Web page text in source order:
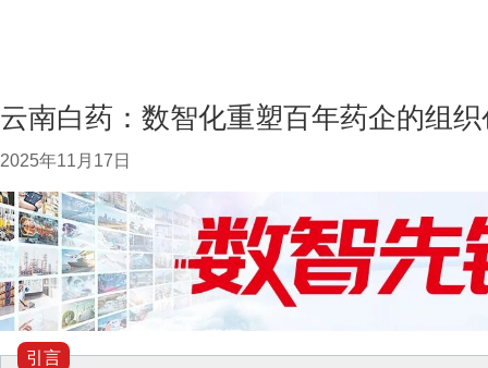
云南白药：数智化重塑百年药企的组
2025年11月17日
引言